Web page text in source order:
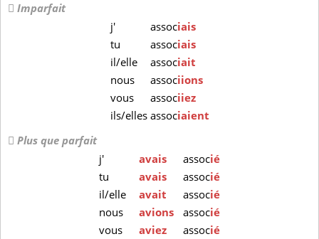
Imparfait
j'
associais
tu
associais
il/elle
associait
nous
associions
vous
associiez
ils/elles associaient
Plus que parfait
j'
avais associé
tu
avais associé
il/elle
avait associé
nous
avions associé
vous
aviez associé